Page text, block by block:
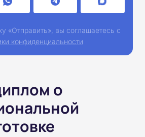
«Отправить», вы соглашаетесь с
конфиденциальности
о